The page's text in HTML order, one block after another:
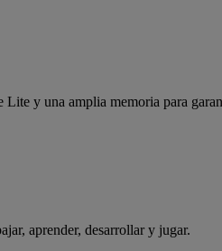
y una amplia memoria para
aprender, desarrollar y jugar.